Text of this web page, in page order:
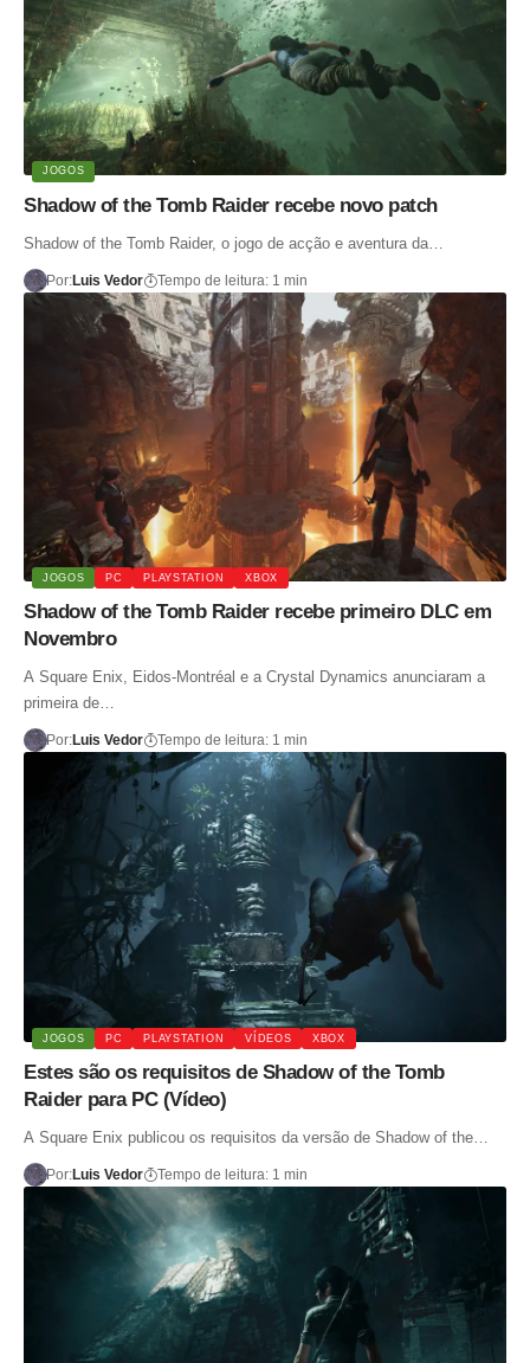
JOGOS
Shadow of the Tomb Raider recebe novo patch
Shadow of the Tomb Raider, o jogo de acção e aventura da…
Por:Luis Vedor Tempo de leitura: 1 min
JOGOS PC PLAYSTATION XBOX
Shadow of the Tomb Raider recebe primeiro DLC em
Novembro
A Square Enix, Eidos-Montréal e a Crystal Dynamics anunciaram a
primeira de…
Por:Luis Vedor Tempo de leitura: 1 min
JOGOS PC PLAYSTATION VÍDEOS XBOX
Estes são os requisitos de Shadow of the Tomb
Raider para PC (Vídeo)
A Square Enix publicou os requisitos da versão de Shadow of the…
Por:Luis Vedor Tempo de leitura: 1 min